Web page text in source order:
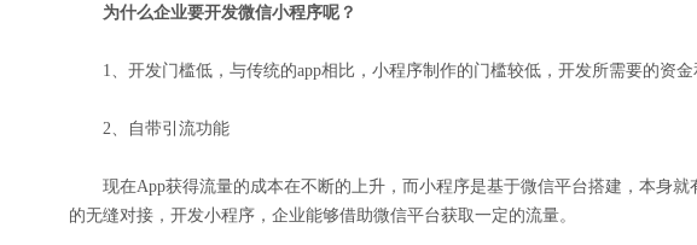
为什么企业要开发微信小程序呢？
1、开发门槛低，与传统的app相比，小程序制作的门槛较低，开发所需要的资金
2、自带引流功能
现在App获得流量的成本在不断的上升，而小程序是基于微信平台搭建，本身就
的无缝对接，开发小程序，企业能够借助微信平台获取一定的流量。